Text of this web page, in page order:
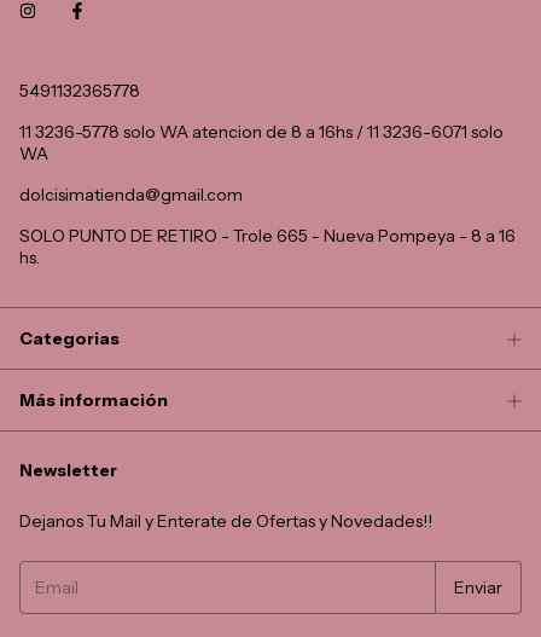
5491132365778
11 3236-5778 solo WA atencion de 8 a 16hs / 11 3236-6071 solo
WA
dolcisimatienda@gmail.com
SOLO PUNTO DE RETIRO - Trole 665 - Nueva Pompeya - 8 a 16
hs.
Categorias
Más información
Newsletter
Dejanos Tu Mail y Enterate de Ofertas y Novedades!!